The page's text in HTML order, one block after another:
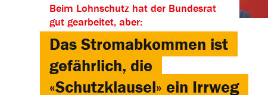
Beim Lohnschutz hat der Bundesrat
gut gearbeitet, aber:
Das Stromabkommen ist
gefährlich, die
«Schutzklausel» ein Irrweg